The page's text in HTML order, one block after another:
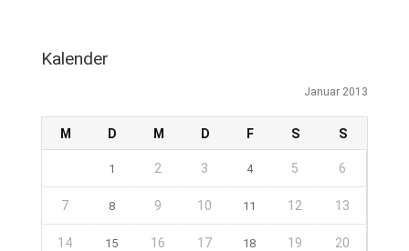
Kalender
Januar 2013
M D M D F S S
1 2 3 4 5 6
7 8 9 10 11 12 13
14 15 16 17 18 19 20